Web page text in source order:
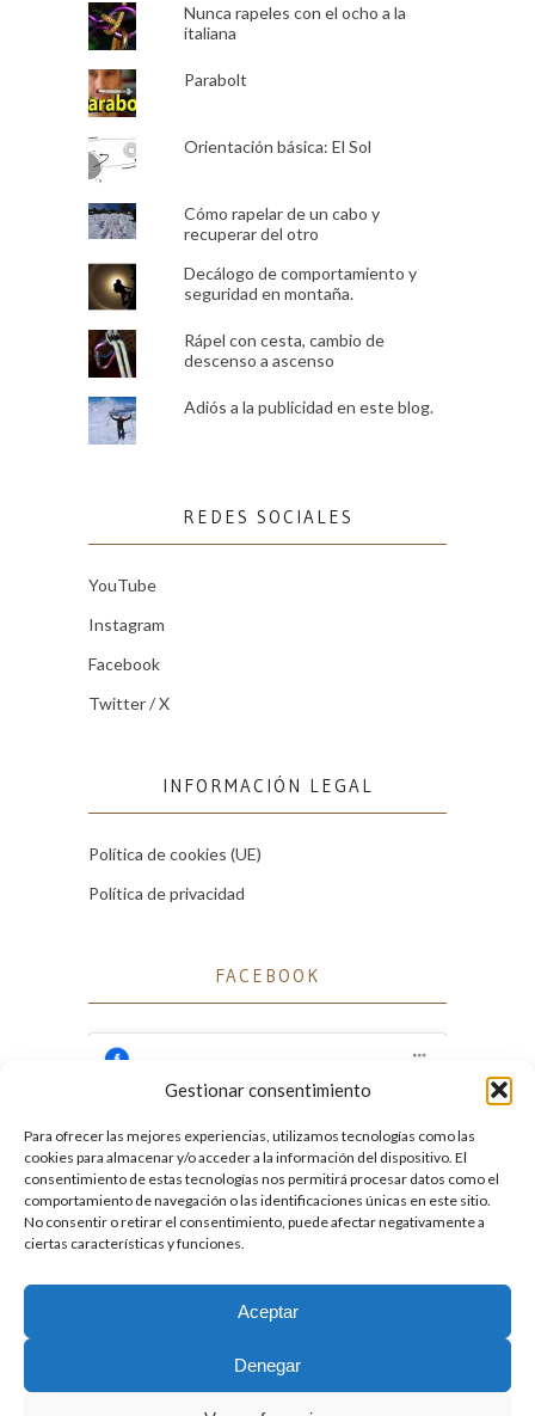
Gestionar consentimiento
Para ofrecer las mejores experiencias, utilizamos tecnologías como las
cookies para almacenar y/o acceder a la información del dispositivo. El
consentimiento de estas tecnologías nos permitirá procesar datos como el
comportamiento de navegación o las identificaciones únicas en este sitio.
No consentir o retirar el consentimiento, puede afectar negativamente a
ciertas características y funciones.
Aceptar
Denegar
Nunca rapeles con el ocho a la
italiana
Parabolt
Orientación básica: El Sol
Cómo rapelar de un cabo y
recuperar del otro
Decálogo de comportamiento y
seguridad en montaña.
Rápel con cesta, cambio de
descenso a ascenso
Adiós a la publicidad en este blog.
REDES SOCIALES
YouTube
Instagram
Facebook
Twitter / X
INFORMACIÓN LEGAL
Política de cookies (UE)
Política de privacidad
FACEBOOK
Facebook
Haz clic para aceptar cookies de marketing
y permitir este contenido